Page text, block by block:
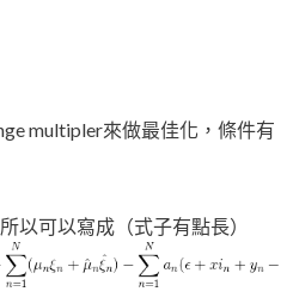
multipler來做最佳化，條件有
以可以寫成（式子有點長）